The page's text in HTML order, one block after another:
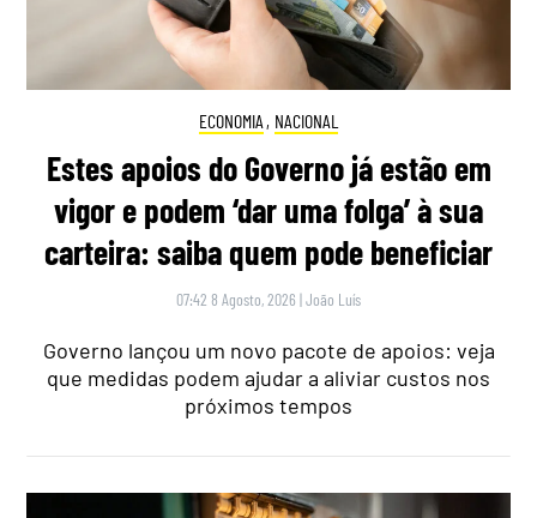
ECONOMIA , NACIONAL
Estes apoios do Governo já estão em
vigor e podem ‘dar uma folga’ à sua
carteira: saiba quem pode beneficiar
07:42 8 Agosto, 2026 |João Luís
Governo lançou um novo pacote de apoios: veja
que medidas podem ajudar a aliviar custos nos
próximos tempos